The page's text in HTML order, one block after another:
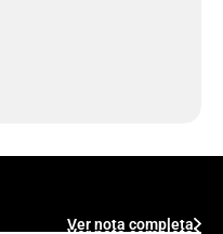
Ver nota completa